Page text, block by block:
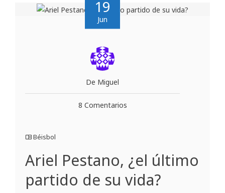
19
Jun
De Miguel
8 Comentarios
Béisbol
Ariel Pestano, ¿el último
partido de su vida?